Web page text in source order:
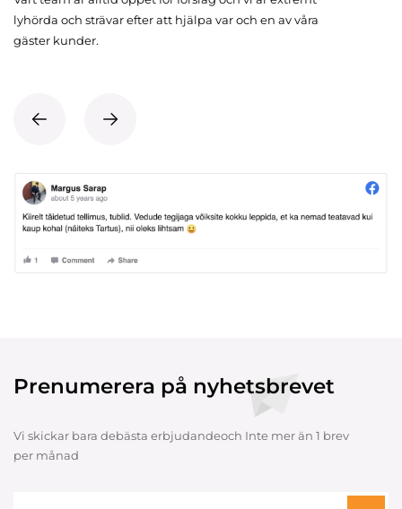
lyhörda och strävar efter att hjälpa var och en av våra
gäster kunder.
Prenumerera på nyhetsbrevet
Vi skickar bara debästa erbjudandeoch Inte mer än 1 brev
per månad